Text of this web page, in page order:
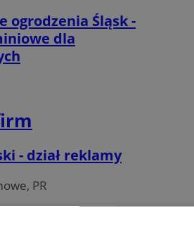
ogrodzenia Śląsk -
dla
- dział reklamy
PR